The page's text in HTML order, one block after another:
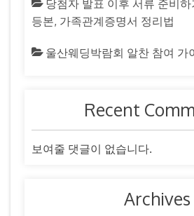
당첨자 발표 이후 서류 준비
등본, 가족관계증명서 정리법
울산웨딩박람회 알찬 참여 가
Recent
보여줄 댓글이 없습니다.
Archives